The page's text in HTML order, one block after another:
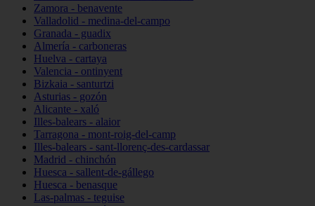
Zamora - benavente
Valladolid - medina-del-campo
Granada - guadix
Almería - carboneras
Huelva - cartaya
Valencia - ontinyent
Bizkaia - santurtzi
Asturias - gozón
Alicante - xaló
Illes-balears - alaior
Tarragona - mont-roig-del-camp
Illes-balears - sant-llorenç-des-cardassar
Madrid - chinchón
Huesca - sallent-de-gállego
Huesca - benasque
Las-palmas - teguise